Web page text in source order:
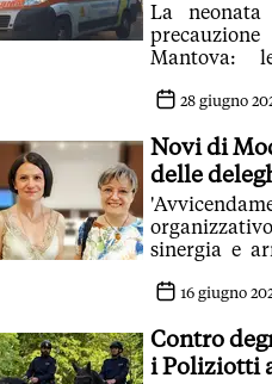
La
Mantova:
28 giugno
Novi di
delle
sinergia e
16 giugno
Contro
i Poliziotti